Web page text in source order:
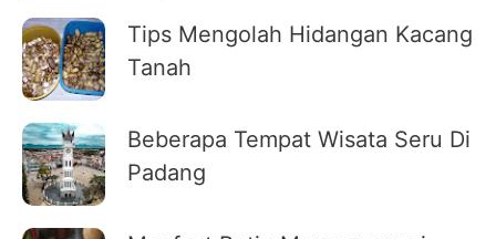
Tips Mengolah Hidangan Kacang
Tanah
Beberapa Tempat Wisata Seru Di
Padang